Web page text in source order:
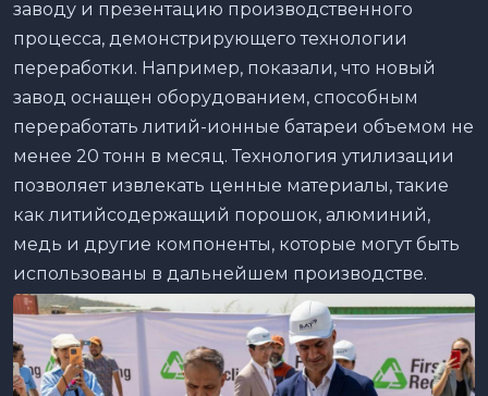
заводу и презентацию производственного
процесса, демонстрирующего технологии
переработки. Например, показали, что новый
завод оснащен оборудованием, способным
переработать литий-ионные батареи объемом не
менее 20 тонн в месяц. Технология утилизации
позволяет извлекать ценные материалы, такие
как литийсодержащий порошок, алюминий,
медь и другие компоненты, которые могут быть
использованы в дальнейшем производстве.